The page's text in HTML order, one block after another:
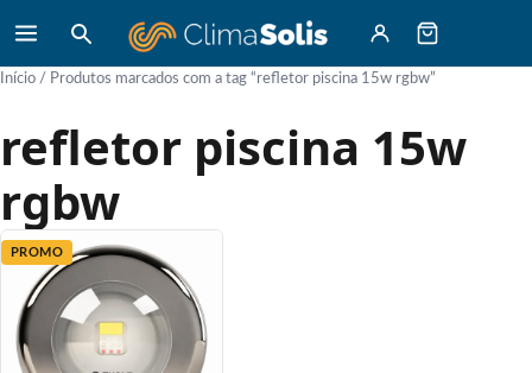
Início / Produtos marcados com a tag “refletor piscina 15w rgbw”
refletor piscina 15w
rgbw
PROMO